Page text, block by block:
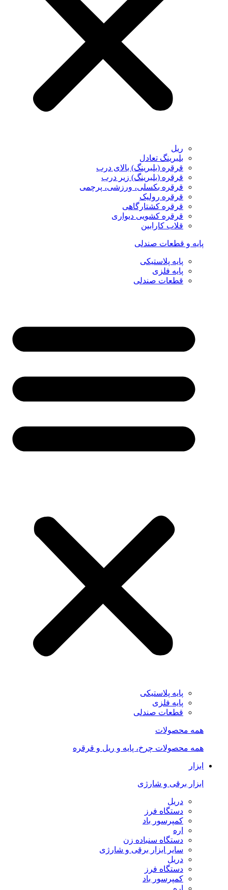
ریل
بلبرینگ تعادل
قرقره (بلبرینگ) بالای درب
قرقره (بلبرینگ) زیر درب
قرقره بکسلی، ورزشی، پرچمی
قرقره رولیک
قرقره کشتارگاهی
قرقره کشویی دیواری
قلاب کارابین
پایه و قطعات صندلی
پایه پلاستیکی
پایه فلزی
قطعات صندلی
پایه پلاستیکی
پایه فلزی
قطعات صندلی
همه محصولات
همه محصولات چرخ، پایه و ریل و قرقره
ابزار
ابزار برقی و شارژی
دریل
دستگاه فرز
کمپرسور باد
اره
دستگاه سنباده زن
سایر ابزار برقی و شارژی
دریل
دستگاه فرز
کمپرسور باد
اره